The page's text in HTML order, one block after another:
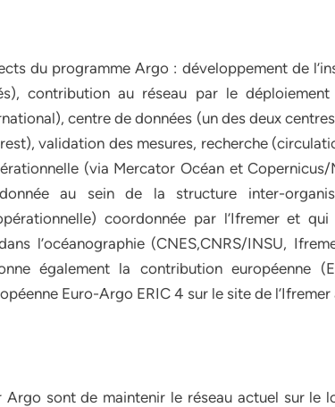
du programme Argo : développement de
contribution au réseau par le
centre de données (un des deux
validation des mesures, recherche
(via Mercator Océan et Copernicus/
au sein de la structure inter-
coordonnée par l’Ifremer et
l’océanographie (CNES,CNRS/INSU,
également la contribution européenne
Euro-Argo ERIC 4 sur le site de l’Ifremer
sont de maintenir le réseau actuel sur le